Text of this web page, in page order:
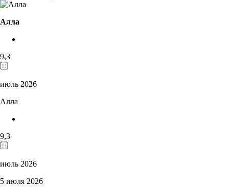
Алла
9,3
июль 2026
Алла
9,3
июль 2026
5 июля 2026